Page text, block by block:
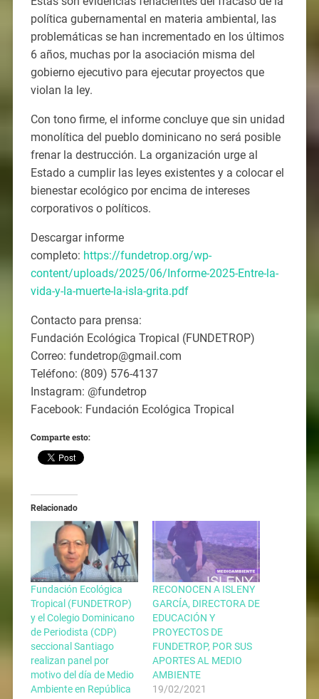
política gubernamental en materia ambiental, las
problemáticas se han incrementado en los últimos
6 años, muchas por la asociación misma del
gobierno ejecutivo para ejecutar proyectos que
violan la ley.
Con tono firme, el informe concluye que sin unidad
monolítica del pueblo dominicano no será posible
frenar la destrucción. La organización urge al
Estado a cumplir las leyes existentes y a colocar el
bienestar ecológico por encima de intereses
corporativos o políticos.
Descargar informe
completo: https://fundetrop.org/wp-
content/uploads/2025/06/Informe-2025-Entre-la-
vida-y-la-muerte-la-isla-grita.pdf
Contacto para prensa:
Fundación Ecológica Tropical (FUNDETROP)
Correo: fundetrop@gmail.com
Teléfono: (809) 576-4137
Instagram: @fundetrop
Facebook: Fundación Ecológica Tropical
Comparte esto:
Relacionado
Fundación Ecológica
Tropical (FUNDETROP)
y el Colegio Dominicano
de Periodista (CDP)
seccional Santiago
realizan panel por
motivo del día de Medio
Ambiente en República
RECONOCEN A ISLENY
GARCÍA, DIRECTORA DE
EDUCACIÓN Y
PROYECTOS DE
FUNDETROP, POR SUS
APORTES AL MEDIO
AMBIENTE
19/02/2021